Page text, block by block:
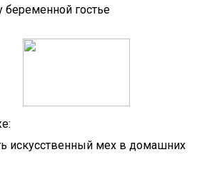
беременной гостье
искусственный мех в домашних